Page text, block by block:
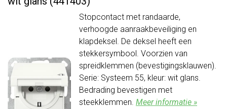
Stopcontact met randaarde,
verhoogde aanraakbeveiliging en
klapdeksel. De deksel heeft een
stekkersymbool. Voorzien van
spreidklemmen (bevestigingsklauwen).
Serie: Systeem 55, kleur: wit glans.
Bedrading bevestigen met
steekklemmen. Meer informatie »